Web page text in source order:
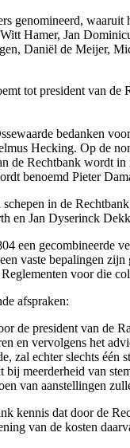
genomineerd,
Hamer, Jan
Daniël de Meijer,
tot president van
bedanken
Hecking. Op de
de Rechtbank wordt
benoemd Pieter
in de
en Jan Dyserinck
een gecombineerde
vaste bepalingen
voor die
afspraken:
de president van de
en vervolgens het
zal echter slechts één
bij meerderheid van
van aanstellingen
kennis dat door de
van de kosten